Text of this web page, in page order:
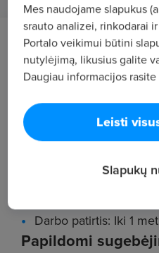
Darbo aprašymas
Administracinių,
patalpų valymas.
Higienos ir kokybės
Darbo patirtis: Iki 1
Papildomi
Mes naudojame slapukus
srauto analizei, rinkodarai
Portalo veikimui būtini
nutylėjimą, likusius galite
Daugiau informacijos rasite
Leisti
Slapukų